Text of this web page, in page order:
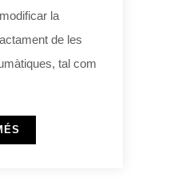
la
de les
tal com